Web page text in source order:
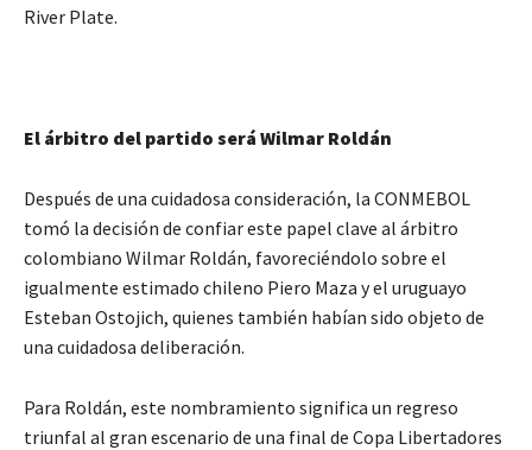
River Plate.
El árbitro del partido será Wilmar Roldán
Después de una cuidadosa consideración, la CONMEBOL
tomó la decisión de confiar este papel clave al árbitro
colombiano Wilmar Roldán, favoreciéndolo sobre el
igualmente estimado chileno Piero Maza y el uruguayo
Esteban Ostojich, quienes también habían sido objeto de
una cuidadosa deliberación.
Para Roldán, este nombramiento significa un regreso
triunfal al gran escenario de una final de Copa Libertadores